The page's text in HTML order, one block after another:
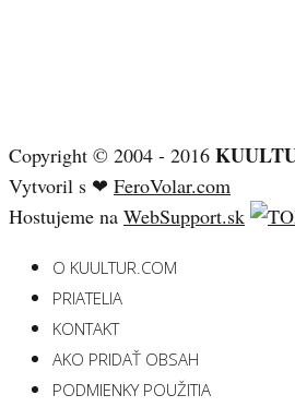
Copyright © 2004 - 2016
Vytvoril s ❤ FeroVolar.com
Hostujeme na WebSupport.sk
O KUULTUR.COM
PRIATELIA
KONTAKT
AKO PRIDAŤ OBSAH
PODMIENKY POUŽITIA